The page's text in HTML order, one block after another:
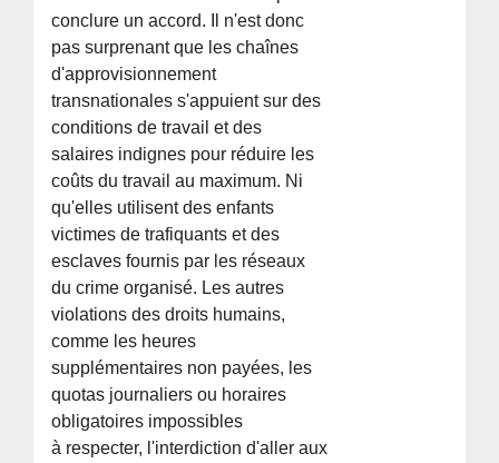
conclure un accord. Il n'est donc
pas surprenant que les chaînes
d'approvisionnement
transnationales s'appuient sur des
conditions de travail et des
salaires indignes pour réduire les
coûts du travail au maximum. Ni
qu'elles utilisent des enfants
victimes de trafiquants et des
esclaves fournis par les réseaux
du crime organisé. Les autres
violations des droits humains,
comme les heures
supplémentaires non payées, les
quotas journaliers ou horaires
obligatoires impossibles
à respecter, l'interdiction d'aller aux